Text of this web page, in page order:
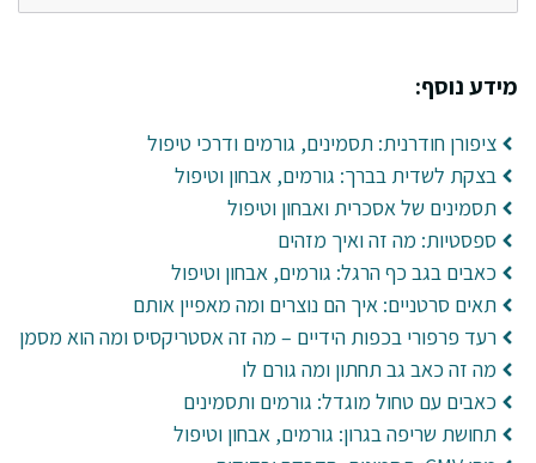
מידע נוסף:
ציפורן חודרנית: תסמינים, גורמים ודרכי טיפול
בצקת לשדית בברך: גורמים, אבחון וטיפול
תסמינים של אסכרית ואבחון וטיפול
ספסטיות: מה זה ואיך מזהים
כאבים בגב כף הרגל: גורמים, אבחון וטיפול
תאים סרטניים: איך הם נוצרים ומה מאפיין אותם
רעד פרפורי בכפות הידיים – מה זה אסטריקסיס ומה הוא מסמן
מה זה כאב גב תחתון ומה גורם לו
כאבים עם טחול מוגדל: גורמים ותסמינים
תחושת שריפה בגרון: גורמים, אבחון וטיפול